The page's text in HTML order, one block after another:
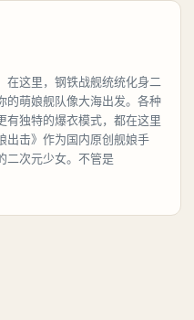
在这里，钢铁战舰统统化身二
的萌娘舰队像大海出发。各种
有独特的爆衣模式，都在这里
出击》作为国内原创舰娘手
二次元少女。不管是